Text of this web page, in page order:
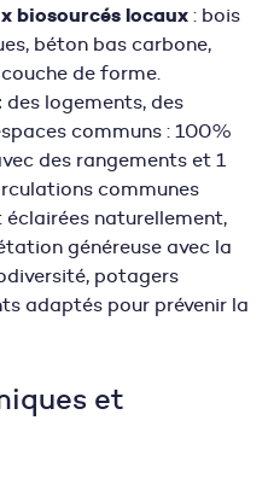
biosourcés locaux : bois
béton bas carbone,
de forme.
des logements, des
communs : 100%
des rangements et 1
communes
naturellement,
généreuse avec la
potagers
adaptés pour prévenir la
et